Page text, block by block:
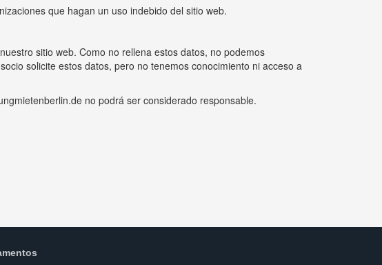
que hagan un uso indebido del sitio web.
sitio web. Como no rellena estos datos, no podemos
solicite estos datos, pero no tenemos conocimiento ni acceso a
no podrá ser considerado responsable.